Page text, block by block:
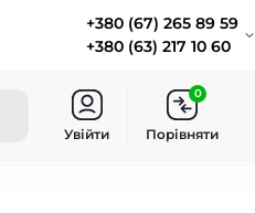
+380 (67) 265 89 59
+380 (63) 217 10 60
Увійти Порівняти
0